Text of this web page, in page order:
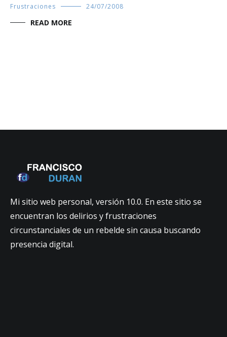
Frustraciones 24/07/2008
READ MORE
Mi sitio web personal, versión 10.0. En este sitio se
encuentran los delirios y frustraciones
circunstanciales de un rebelde sin causa buscando
presencia digital.